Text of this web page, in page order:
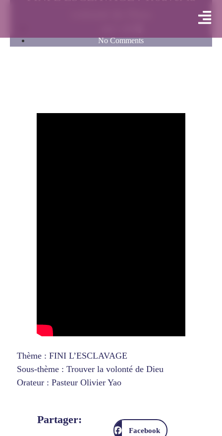
No Comments
Thème : FINI L’ESCLAVAGE
Sous-thème : Trouver la volonté de Dieu
Orateur : Pasteur Olivier Yao
Partager:
Facebook